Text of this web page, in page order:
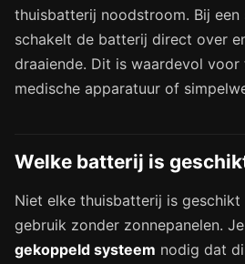
thuisbatterij noodstroom. Bij
schakelt de batterij direct over
draaiende. Dit is waardevol voor
medische apparatuur of
Welke batterij is
Niet elke thuisbatterij is
gebruik zonder zonnepanelen.
gekoppeld systeem nodig dat